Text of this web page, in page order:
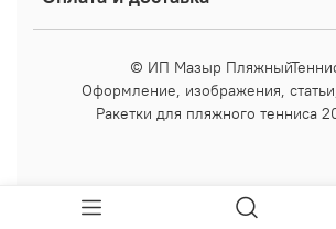
© ИП Мазыр
Оформление, изображения,
Ракетки для пляжного тенниса